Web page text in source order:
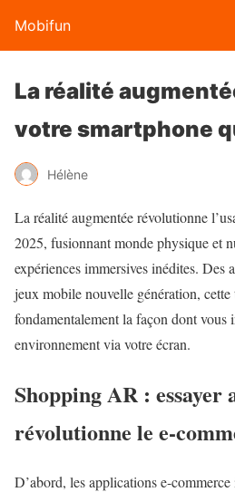
Mobifun
La réalité
votre smartphone
Hélène
La réalité augmentée révolutionne
2025, fusionnant monde physique et
expériences immersives inédites. Des
jeux mobile nouvelle génération,
fondamentalement la façon dont vous
environnement via votre écran.
Shopping AR : essayer
révolutionne le e-
D’abord, les applications e-